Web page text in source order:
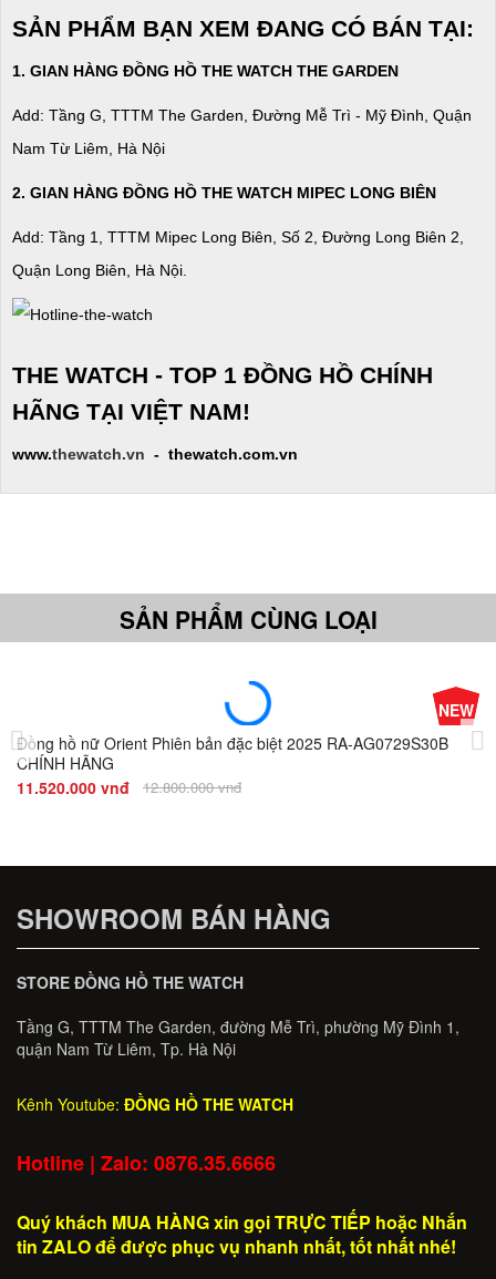
SẢN PHẨM BẠN XEM ĐANG CÓ BÁN TẠI:
1. GIAN HÀNG ĐỒNG HỒ THE WATCH THE GARDEN
Add: Tầng G, TTTM The Garden, Đường Mễ Trì - Mỹ Đình, Quận
Nam Từ Liêm, Hà Nội
2. GIAN HÀNG ĐỒNG HỒ THE WATCH MIPEC LONG BIÊN
Add: Tầng 1, TTTM Mipec Long Biên, Số 2, Đường Long Biên 2,
Quận Long Biên, Hà Nội.
THE WATCH - TOP 1 ĐỒNG HỒ CHÍNH
HÃNG TẠI VIỆT NAM!
www.thewatch.vn - thewatch.com.vn
SẢN PHẨM CÙNG LOẠI
-10%
Giá
NEW
Đồng hồ nữ Orient Phiên bản đặc biệt 2025 RA-AG0729S30B
CHÍNH HÃNG
11.520.000 vnđ
12.800.000 vnđ
SHOWROOM BÁN HÀNG
STORE ĐỒNG HỒ THE WATCH
Tầng G, TTTM The Garden, đường Mễ Trì, phường Mỹ Đình 1,
quận Nam Từ Liêm, Tp. Hà Nội
Kênh Youtube: ĐỒNG HỒ THE WATCH
Hotline | Zalo: 0876.35.6666
Quý khách MUA HÀNG xin gọi TRỰC TIẾP hoặc Nhắn
tin ZALO để được phục vụ nhanh nhất, tốt nhất nhé!